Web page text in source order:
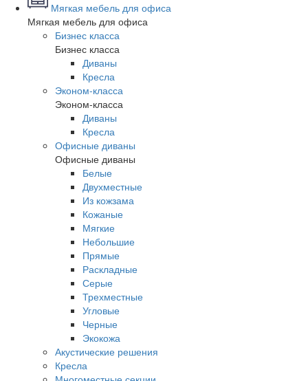
Мягкая мебель для офиса
Мягкая мебель для офиса
Бизнес класса
Бизнес класса
Диваны
Кресла
Эконом-класса
Эконом-класса
Диваны
Кресла
Офисные диваны
Офисные диваны
Белые
Двухместные
Из кожзама
Кожаные
Мягкие
Небольшие
Прямые
Раскладные
Серые
Трехместные
Угловые
Черные
Экокожа
Акустические решения
Кресла